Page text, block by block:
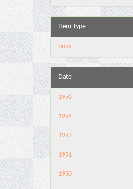
Item Type
book
Date
1956
1954
1953
1951
1950